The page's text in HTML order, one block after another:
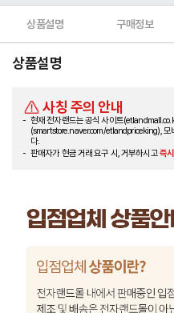
상품설명 구매정보
상품설명
사칭 주의 안내
현재 전자랜드는 공식 사이트
(smartstore.naver.com/etlandpriceking), 모
다.
판매자가 현금 거래 요구 시, 거부하시고즉